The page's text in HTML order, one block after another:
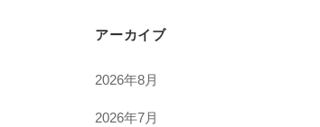
アーカイブ
2026年8月
2026年7月